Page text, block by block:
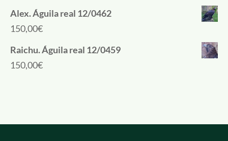
Alex. Águila real 12/0462
150,00€
Raichu. Águila real 12/0459
150,00€